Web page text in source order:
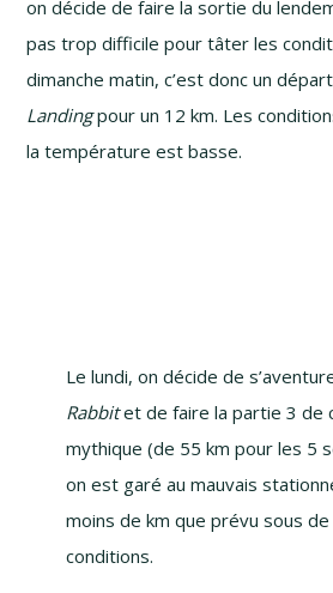
on décide de faire la sortie du
pas trop difficile pour tâter les
dimanche matin, c’est donc un
Landingpour un 12 km. Les
la température est basse.
Le lundi, on décide de
Rabbitet de faire la partie 3 de
mythique (de 55 km pour les 5
on est garé au mauvais
moins de km que prévu sous
conditions.